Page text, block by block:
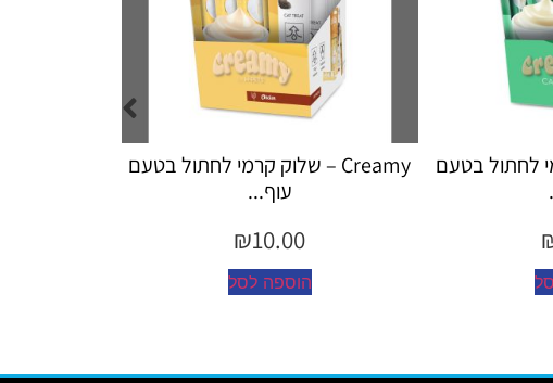
Creamy – שלוק קרמי לחתול בטעם
Creamy – שלוק קרמי לחתול לטיפול